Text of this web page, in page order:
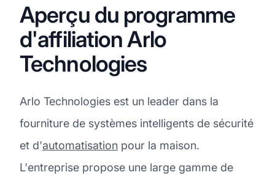
Aperçu du programme
d'affiliation Arlo
Technologies
Arlo Technologies est un leader dans la
fourniture de systèmes intelligents de sécurité
et d'automatisation pour la maison.
L'entreprise propose une large gamme de